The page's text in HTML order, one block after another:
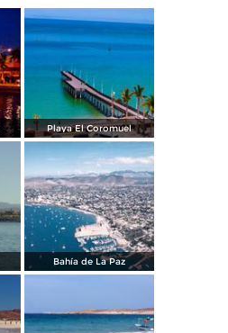
Playa El Coromuel
Bahía de La Paz